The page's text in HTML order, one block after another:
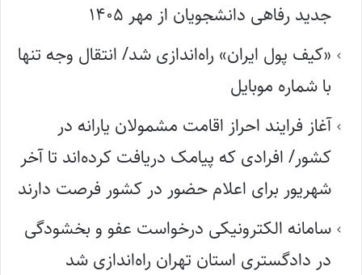
جدید رفاهی دانشجویان از مهر ۱۴۰۵
«کیف پول ایران» راه‌اندازی شد/ انتقال وجه تنها
با شماره موبایل
آغاز فرایند احراز اقامت مشمولان یارانه در
کشور/ افرادی که پیامک دریافت کرده‌اند تا آخر
شهریور برای اعلام حضور در کشور فرصت دارند
سامانه الکترونیکی درخواست عفو و بخشودگی
در دادگستری استان تهران راه‌اندازی شد